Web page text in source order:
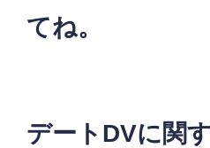
てね。
デートDVに関